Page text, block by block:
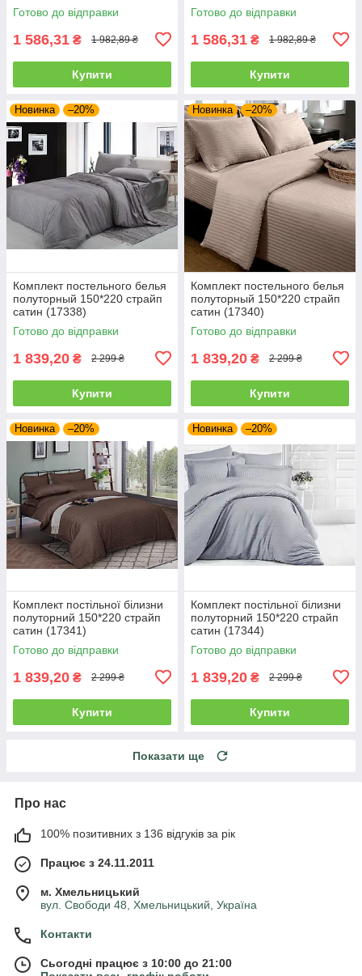
Готово до відправки
1 586,31 ₴ 1 982,89 ₴
Купити
Готово до відправки
1 586,31 ₴ 1 982,89 ₴
Купити
Новинка –20%
Комплект постельного белья
полуторный 150*220 страйп
сатин (17338)
Готово до відправки
1 839,20 ₴ 2 299 ₴
Купити
Новинка –20%
Комплект постельного белья
полуторный 150*220 страйп
сатин (17340)
Готово до відправки
1 839,20 ₴ 2 299 ₴
Купити
Новинка –20%
Комплект постільної білизни
полуторний 150*220 страйп
сатин (17341)
Готово до відправки
1 839,20 ₴ 2 299 ₴
Купити
Новинка –20%
Комплект постільної білизни
полуторний 150*220 страйп
сатин (17344)
Готово до відправки
1 839,20 ₴ 2 299 ₴
Купити
Показати ще
Про нас
100% позитивних з 136 відгуків за рік
Працює з 24.11.2011
м. Хмельницький
вул. Свободи 48, Хмельницький, Україна
Контакти
Сьогодні працює з 10:00 до 21:00